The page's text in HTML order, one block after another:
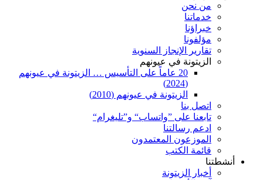
من نحن
خدماتنا
خبراؤنا
مؤلفونا
تقارير الإنجاز السنوية
الزيتونة في عيونهم
20 عاماً على التأسيس … الزيتونة في عيونهم
(2024)
الزيتونة في عيونهم (2010)
اتصل بنا
تابعنا على ”واتساب“ و”تليغرام“
ادعم رسالتنا
الموزعون المعتمدون
قائمة الكتب
أنشطتنا
أخبار الزيتونة